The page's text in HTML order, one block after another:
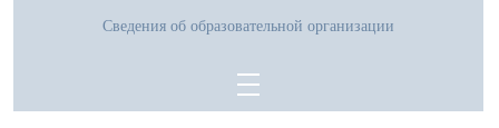
Сведения об образовательной организации